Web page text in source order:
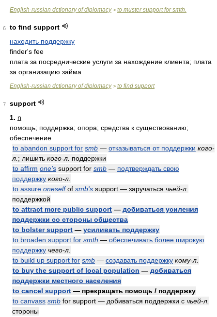
English-russian dctionary of diplomacy> to muster support for smth.
6
to find support
находить поддержку
finder's fee
плата за посреднические услуги за нахождение клиента; плата
за организацию займа
English-russian dctionary of diplomacy> to find support
7
support
1. n
помощь; поддержка; опора; средства к существованию;
обеспечение
to abandon support for smb — отказываться от поддержки кого-
л. ; лишить кого-л. поддержки
to affirm one's support for smb — подтверждать свою
поддержку кого-л.
to assure oneselfof smb's support — заручаться чьей-л.
поддержкой
to attract more public support — добиваться усиления
поддержки со стороны общества
to bolster support — усиливать поддержку
to broaden support for smth — обеспечивать более широкую
поддержку чего-л.
to build up support for smb — создавать поддержку кому-л.
to buy the support of local population — добиваться
поддержки местного населения
to cancel support — прекращать помощь / поддержку
to canvass smb for support — добиваться поддержки с чьей-л.
стороны